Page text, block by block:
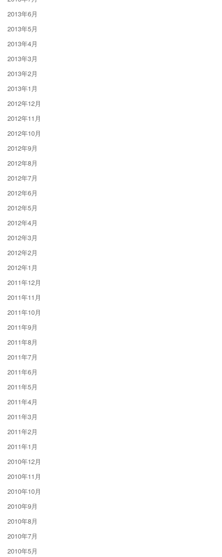
2013年6月
2013年5月
2013年4月
2013年3月
2013年2月
2013年1月
2012年12月
2012年11月
2012年10月
2012年9月
2012年8月
2012年7月
2012年6月
2012年5月
2012年4月
2012年3月
2012年2月
2012年1月
2011年12月
2011年11月
2011年10月
2011年9月
2011年8月
2011年7月
2011年6月
2011年5月
2011年4月
2011年3月
2011年2月
2011年1月
2010年12月
2010年11月
2010年10月
2010年9月
2010年8月
2010年7月
2010年5月